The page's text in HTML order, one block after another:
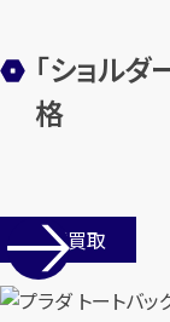
「ショル
格
店舗買取